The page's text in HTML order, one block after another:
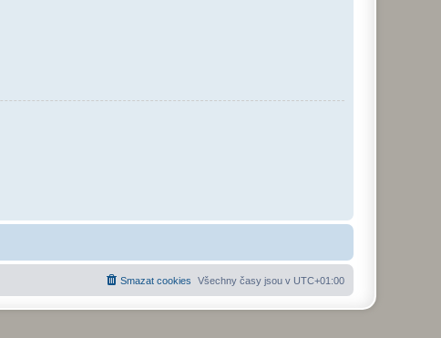
Všechny časy jsou v UTC+01:00
Smazat cookies